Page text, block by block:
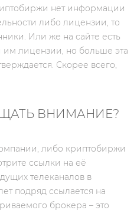
нет информации
либо лицензии, то
Или же на сайте есть
лицензии, но больше эта
Скорее всего,
ВНИМАНИЕ?
либо криптобиржи
ссылки на её
телеканалов в
подряд ссылается на
брокера – это